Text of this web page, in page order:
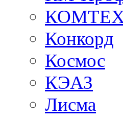
Конкорд
Космос
КЭАЗ
Лисма